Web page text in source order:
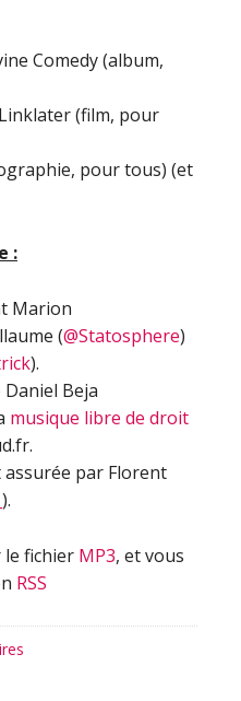
Comedy (album,
(film, pour
pour tous) (et
:
Marion
(@Statosphere)
).
Beja
musique libre de droit
assurée par Florent
).
fichier MP3, et vous
RSS